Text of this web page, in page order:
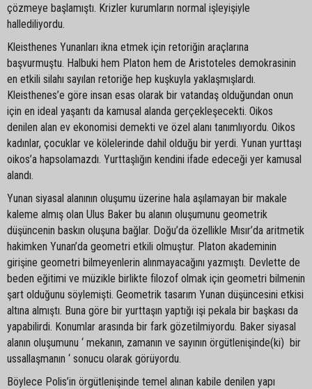
çözmeye başlamıştı. Krizler kurumların normal işleyişiyle
hallediliyordu.
Kleisthenes Yunanları ikna etmek için retoriğin araçlarına
başvurmuştu. Halbuki hem Platon hem de Aristoteles demokrasinin
en etkili silahı sayılan retoriğe hep kuşkuyla yaklaşmışlardı.
Kleisthenes’e göre insan esas olarak bir vatandaş olduğundan onun
için en ideal yaşantı da kamusal alanda gerçekleşecekti. Oikos
denilen alan ev ekonomisi demekti ve özel alanı tanımlıyordu. Oikos
kadınlar, çocuklar ve kölelerinde dahil olduğu bir yerdi. Yunan yurttaşı
oikos’a hapsolamazdı. Yurttaşlığın kendini ifade edeceği yer kamusal
alandı.
Yunan siyasal alanının oluşumu üzerine hala aşılamayan bir makale
kaleme almış olan Ulus Baker bu alanın oluşumunu geometrik
düşüncenin baskın oluşuna bağlar. Doğu’da özellikle Mısır’da aritmetik
hakimken Yunan’da geometri etkili olmuştur. Platon akademinin
girişine geometri bilmeyenlerin alınmayacağını yazmıştı. Devlette de
beden eğitimi ve müzikle birlikte filozof olmak için geometri bilmenin
şart olduğunu söylemişti. Geometrik tasarım Yunan düşüncesini etkisi
altına almıştı. Buna göre bir yurttaşın yaptığı işi pekala bir başkası da
yapabilirdi. Konumlar arasında bir fark gözetilmiyordu. Baker siyasal
alanın oluşumunu ‘ mekanın, zamanın ve sayının örgütlenişinde(ki) bir
ussallaşmanın ‘ sonucu olarak görüyordu.
Böylece Polis’in örgütlenişinde temel alınan kabile denilen yapı